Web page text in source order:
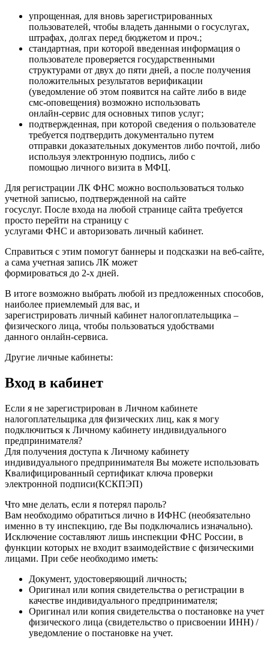
упрощенная, для вновь зарегистрированных
пользователей, чтобы владеть данными о госуслугах,
штрафах, долгах перед бюджетом и проч.;
стандартная, при которой введенная информация о
пользователе проверяется государственными
структурами от двух до пяти дней, а после получения
положительных результатов верификации
(уведомление об этом появится на сайте либо в виде
смс-оповещения) возможно использовать
онлайн-сервис для основных типов услуг;
подтвержденная, при которой сведения о пользователе
требуется подтвердить документально путем
отправки доказательных документов либо почтой, либо
используя электронную подпись, либо с
помощью личного визита в МФЦ.
Для регистрации ЛК ФНС можно воспользоваться только
учетной записью, подтвержденной на сайте
госуслуг. После входа на любой странице сайта требуется
просто перейти на страницу с
услугами ФНС и авторизовать личный кабинет.
Справиться с этим помогут баннеры и подсказки на веб-сайте,
а сама учетная запись ЛК может
формироваться до 2-х дней.
В итоге возможно выбрать любой из предложенных способов,
наиболее приемлемый для вас, и
зарегистрировать личный кабинет налогоплательщика –
физического лица, чтобы пользоваться удобствами
данного онлайн-сервиса.
Другие личные кабинеты:
Вход в кабинет
Если я не зарегистрирован в Личном кабинете
налогоплательщика для физических лиц, как я могу
подключиться к Личному кабинету индивидуального
предпринимателя?
Для получения доступа к Личному кабинету
индивидуального предпринимателя Вы можете использовать
Квалифицированный сертификат ключа проверки
электронной подписи(КСКПЭП)
Что мне делать, если я потерял пароль?
Вам необходимо обратиться лично в ИФНС (необязательно
именно в ту инспекцию, где Вы подключались изначально).
Исключение составляют лишь инспекции ФНС России, в
функции которых не входит взаимодействие с физическими
лицами. При себе необходимо иметь:
Документ, удостоверяющий личность;
Оригинал или копия свидетельства о регистрации в
качестве индивидуального предпринимателя;
Оригинал или копия свидетельства о постановке на учет
физического лица (свидетельство о присвоении ИНН) /
уведомление о постановке на учет.